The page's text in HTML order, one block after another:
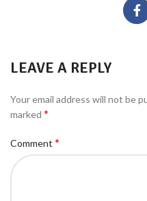
LEAVE A REPLY
Your email address will not be
marked *
Comment *